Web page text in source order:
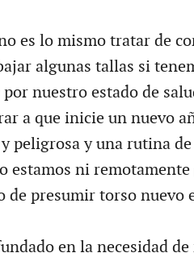
es lo mismo tratar de
algunas tallas si
nuestro estado de
a que inicie un nuevo
peligrosa y una rutina
estamos ni
de presumir torso nuevo
en la necesidad